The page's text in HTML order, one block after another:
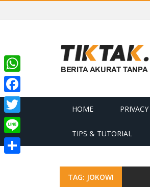
HOME
TIPS & TUTORIAL
TAG: JOKOWI
WhatsApp
Facebook
Twitter
Line